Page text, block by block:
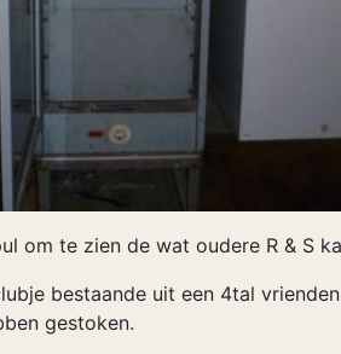
om te zien de wat oudere R & S
bestaande uit een 4tal
gestoken.